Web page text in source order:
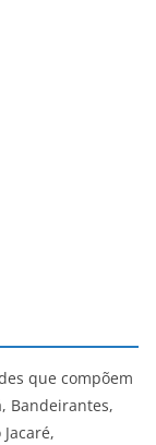
que compõem
Bandeirantes,